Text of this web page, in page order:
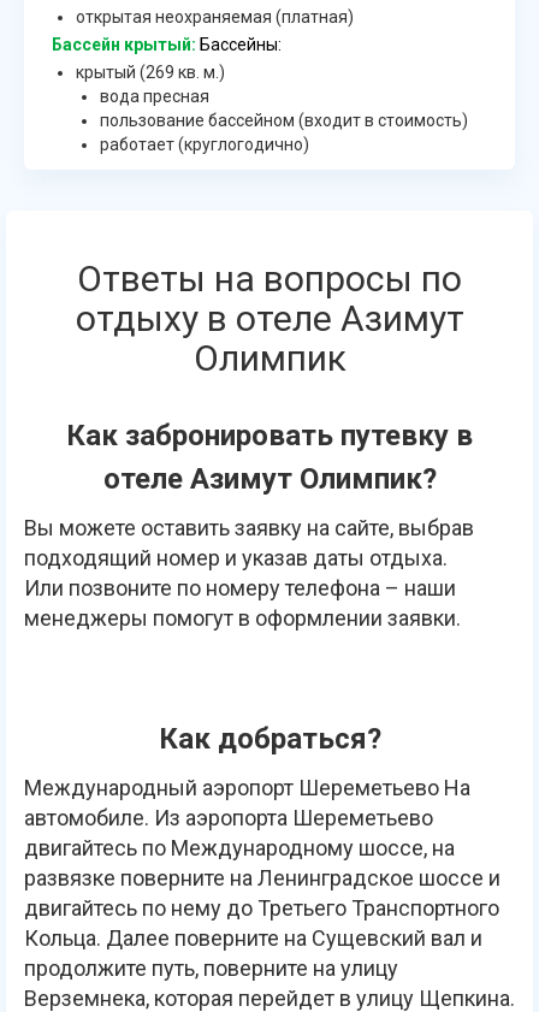
открытая неохраняемая (платная)
Бассейн крытый: Бассейны:
крытый (269 кв. м.)
вода пресная
пользование бассейном (входит в стоимость)
работает (круглогодично)
Ответы на вопросы по
отдыху в отеле Азимут
Олимпик
Как забронировать путевку в
отеле Азимут Олимпик?
Вы можете оставить заявку на сайте, выбрав
подходящий номер и указав даты отдыха.
Или позвоните по номеру телефона – наши
менеджеры помогут в оформлении заявки.
Как добраться?
Международный аэропорт Шереметьево На
автомобиле. Из аэропорта Шереметьево
двигайтесь по Международному шоссе, на
развязке поверните на Ленинградское шоссе и
двигайтесь по нему до Третьего Транспортного
Кольца. Далее поверните на Сущевский вал и
продолжите путь, поверните на улицу
Верземнека, которая перейдет в улицу Щепкина.